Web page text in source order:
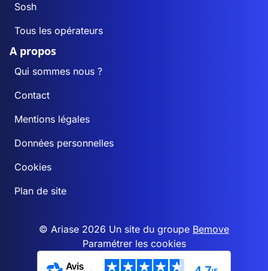
Sosh
Tous les opérateurs
A propos
Qui sommes nous ?
Contact
Mentions légales
Données personnelles
Cookies
Plan de site
© Ariase 2026 Un site du groupe Bemove
Paramétrer les cookies